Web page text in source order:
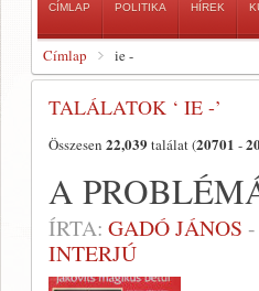
CÍMLAP POLITIKA HÍREK
Címlap ie -
TALÁLATOK ‘ IE -’
Összesen 22,039 találat (20701 -
A
ÍRTA: GADÓ JÁNOS -
INTERJÚ